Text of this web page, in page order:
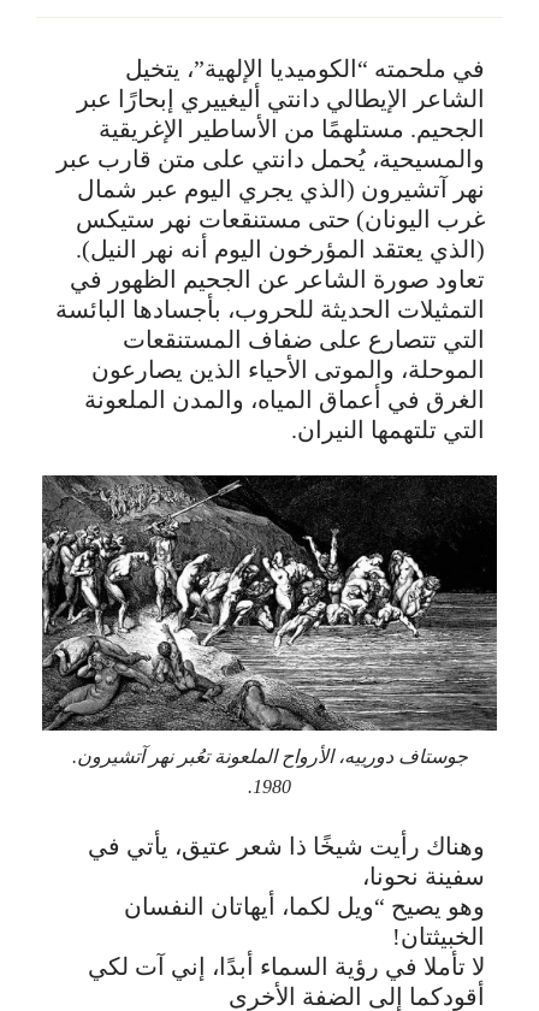
في ملحمته “الكوميديا الإلهية”، يتخيل
الشاعر الإيطالي دانتي أليغييري إبحارًا عبر
الجحيم. مستلهمًا من الأساطير الإغريقية
والمسيحية، يُحمل دانتي على متن قارب عبر
نهر آتشيرون (الذي يجري اليوم عبر شمال
غرب اليونان) حتى مستنقعات نهر ستيكس
(الذي يعتقد المؤرخون اليوم أنه نهر النيل).
تعاود صورة الشاعر عن الجحيم الظهور في
التمثيلات الحديثة للحروب، بأجسادها البائسة
التي تتصارع على ضفاف المستنقعات
الموحلة، والموتى الأحياء الذين يصارعون
الغرق في أعماق المياه، والمدن الملعونة
التي تلتهمها النيران.
جوستاف دورييه، الأرواح الملعونة تعُبر نهر آتشيرون.
1980.
وهناك رأيت شيخًا ذا شعر عتيق، يأتي في
سفينة نحونا،
وهو يصيح “ويل لكما، أيهاتان النفسان
الخبيثتان!
لا تأملا في رؤية السماء أبدًا، إني آت لكي
أقودكما إلى الضفة الأخرى